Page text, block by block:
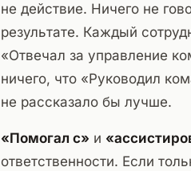
не действие. Ничего не
результате. Каждый
«Отвечал за управление
ничего, что «Руководил
не рассказало бы лучше.
«Помогал с» и
ответственности. Если